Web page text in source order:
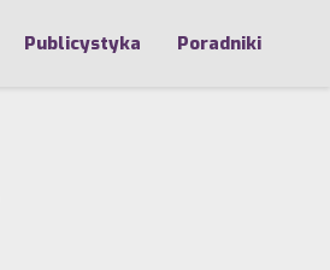
Publicystyka Poradniki